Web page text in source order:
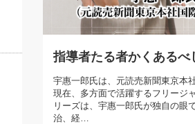
必読！社長が読むべき今月の4冊(88)
眼と耳で楽しむ読書術(162)
社長の「氣」(30)
米国スポーツ・ビジネスに学ぶ心理学(98)
高橋一喜の『これぞ！"本物の温泉"』(157)
講話を聞いて学ぼう 実学・耳学・
指導者たる者かくあるべ
宇惠一郎氏は、元読売新聞東京本
現在、多方面で活躍するフリージ
リーズは、宇惠一郎氏が独自の眼
治、経…